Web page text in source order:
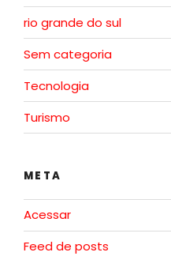
rio grande do sul
Sem categoria
Tecnologia
Turismo
META
Acessar
Feed de posts